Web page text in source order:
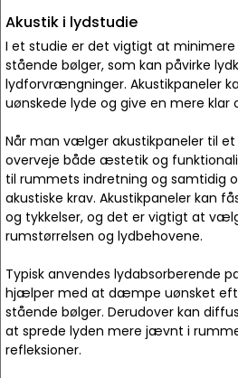
Akustik i lydstudie
I et studie er det vigtigt at minimere
stående bølger, som kan påvirke
lydforvrængninger. Akustikpaneler
uønskede lyde og give en mere klar
Når man vælger akustikpaneler til
overveje både æstetik og
til rummets indretning og samtidig
akustiske krav. Akustikpaneler kan
og tykkelser, og det er vigtigt at
rumstørrelsen og lydbehovene.
Typisk anvendes lydabsorberende
hjælper med at dæmpe uønsket
stående bølger. Derudover kan
at sprede lyden mere jævnt i
refleksioner.